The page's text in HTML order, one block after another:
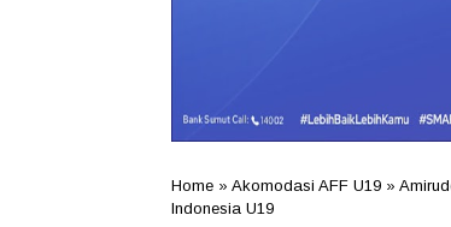
Home » Akomodasi AFF U19 »
Indonesia U19